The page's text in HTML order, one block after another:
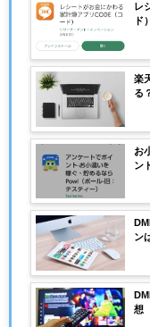
レ
ド
楽
る
お
ン
ン
想